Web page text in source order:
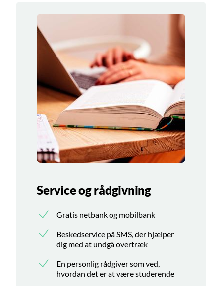
Service og rådgivning
Gratis netbank og mobilbank
Beskedservice på SMS, der hjælper
dig med at undgå overtræk
En personlig rådgiver som ved,
hvordan det er at være studerende